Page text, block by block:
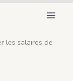
les salaires de